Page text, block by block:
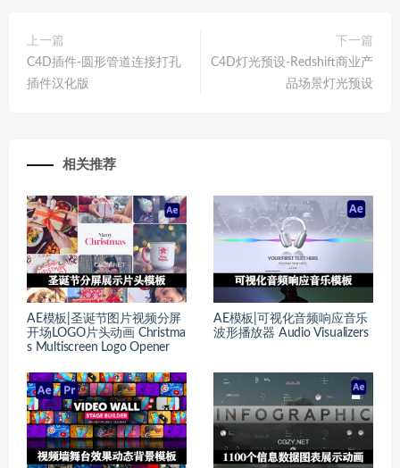
上一篇
C4D插件-圆形管道连接打孔
插件汉化版
下一篇
C4D灯光预设-Redshift商业产
品场景灯光预设
相关推荐
AE模板|圣诞节图片视频分屏
开场LOGO片头动画 Christma
s Multiscreen Logo Opener
AE模板|可视化音频响应音乐
波形播放器 Audio Visualizers